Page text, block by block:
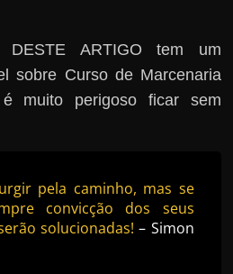
DESTE ARTIGO tem um
sobre Curso de Marcenaria
muito perigoso ficar sem
pela caminho, mas se
convicção dos seus
solucionadas! – Simon